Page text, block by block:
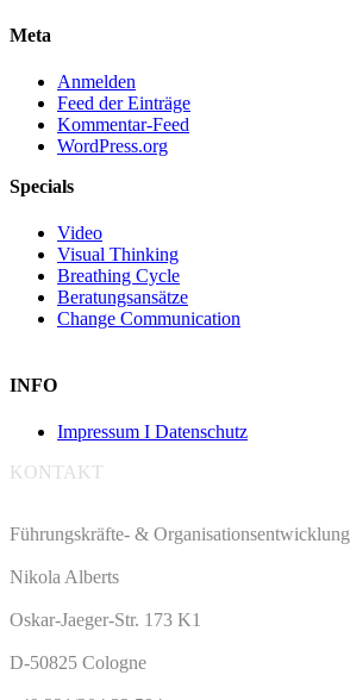
Meta
Anmelden
Feed der Einträge
Kommentar-Feed
WordPress.org
Specials
Video
Visual Thinking
Breathing Cycle
Beratungsansätze
Change Communication
INFO
Impressum I Datenschutz
KONTAKT
Führungskräfte- & Organisationsentwicklung
Nikola Alberts
Oskar-Jaeger-Str. 173 K1
D-50825 Cologne